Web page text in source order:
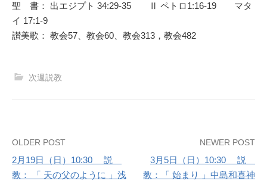
聖 書： 出エジプト 34:29-35 Ⅱ ペトロ1:16-19 マタ
イ 17:1-9
讃美歌： 教会57、教会60、教会313，教会482
次週説教
Post
navigation
OLDER POST
2月19日（日）10:30 説
教： 「 天の父のように 」浅
NEWER POST
3月5日（日）10:30 説
教：「 始まり 」中島和喜神